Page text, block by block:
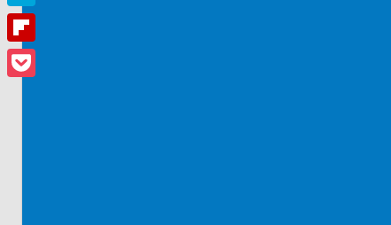
ッ
プ
Hatena
Flipboard